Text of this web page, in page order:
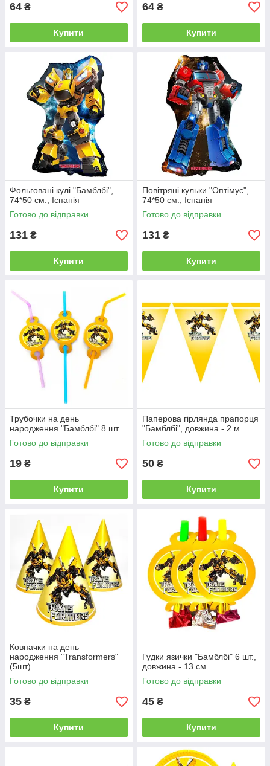
64 ₴
Купити
64 ₴
Купити
Фольговані кулі "Бамблбі",
74*50 см., Іспанія
Готово до відправки
131 ₴
Купити
Повітряні кульки "Оптімус",
74*50 см., Іспанія
Готово до відправки
131 ₴
Купити
Трубочки на день
народження "Бамблбі" 8 шт
Готово до відправки
19 ₴
Купити
Паперова гірлянда прапорця
"Бамблбі", довжина - 2 м
Готово до відправки
50 ₴
Купити
Ковпачки на день
народження "Transformers"
(5шт)
Готово до відправки
35 ₴
Купити
Гудки язички "Бамблбі" 6 шт.,
довжина - 13 см
Готово до відправки
45 ₴
Купити